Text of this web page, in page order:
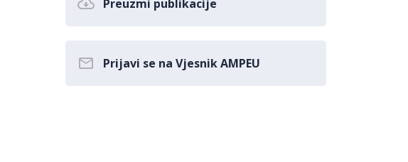
Preuzmi publikacije
Prijavi se na Vjesnik AMPEU